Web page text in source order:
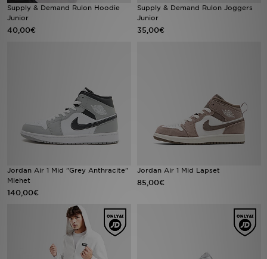
Supply & Demand Rulon Hoodie
Junior
40,00€
Supply & Demand Rulon Joggers
Junior
35,00€
Jordan Air 1 Mid "Grey Anthracite"
Miehet
140,00€
Jordan Air 1 Mid Lapset
85,00€
Jalkapallo
Minun viestini